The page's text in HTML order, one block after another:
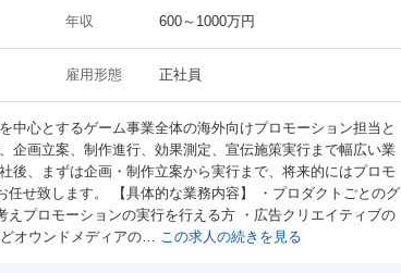
アクセス解析
禁煙オフィス
駅5分以内
30代活躍の職場
ユニークな職場
年収 600～1000万円
雇用形態 正社員
中心とするゲーム事業全体の海外向けプロモーション担当と
企画立案、制作進行、効果測定、宣伝施策実行まで幅広い業
後、まずは企画・制作立案から実行まで、将来的にはプロモ
任せ致します。 【具体的な業務内容】 ・プロダクトごとのグ
えプロモーションの実行を行える方 ・広告クリエイティブの
オウンドメディアの… この求人の続きを見る